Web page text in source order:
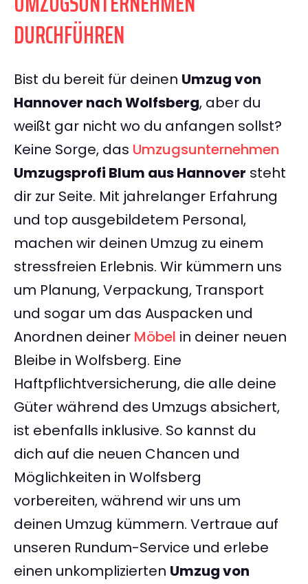
DURCHFÜHREN
Bist du bereit für deinen Umzug von
Hannover nach Wolfsberg, aber du
weißt gar nicht wo du anfangen sollst?
Keine Sorge, das Umzugsunternehmen
Umzugsprofi Blum aus Hannover steht
dir zur Seite. Mit jahrelanger Erfahrung
und top ausgebildetem Personal,
machen wir deinen Umzug zu einem
stressfreien Erlebnis. Wir kümmern uns
um Planung, Verpackung, Transport
und sogar um das Auspacken und
Anordnen deiner Möbel in deiner neuen
Bleibe in Wolfsberg. Eine
Haftpflichtversicherung, die alle deine
Güter während des Umzugs absichert,
ist ebenfalls inklusive. So kannst du
dich auf die neuen Chancen und
Möglichkeiten in Wolfsberg
vorbereiten, während wir uns um
deinen Umzug kümmern. Vertraue auf
unseren Rundum-Service und erlebe
einen unkomplizierten Umzug von